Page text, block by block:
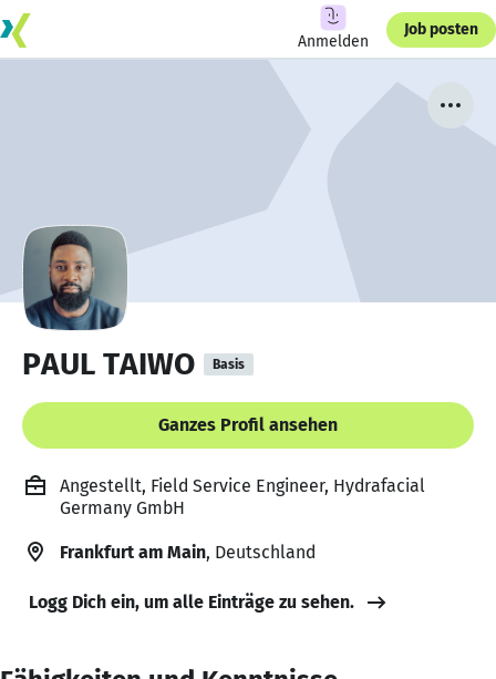
Anmelden
Job posten
PAUL TAIWO Basis
Ganzes Profil ansehen
Angestellt, Field Service Engineer, Hydrafacial
Germany GmbH
Frankfurt am Main, Deutschland
Logg Dich ein, um alle Einträge zu sehen.